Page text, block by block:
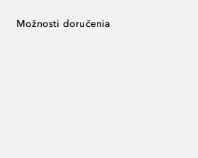
Možnosti doručenia